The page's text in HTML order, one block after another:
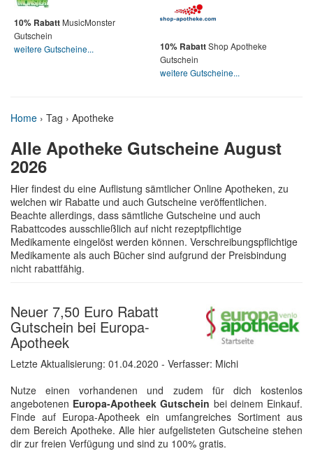
10% Rabatt MusicMonster
Gutschein
weitere Gutscheine...
10% RabattShop Apotheke
Gutschein
weitere Gutscheine...
Home › Tag › Apotheke
Alle Apotheke Gutscheine August
2026
Hier findest du eine Auflistung sämtlicher Online Apotheken, zu
welchen wir Rabatte und auch Gutscheine veröffentlichen.
Beachte allerdings, dass sämtliche Gutscheine und auch
Rabattcodes ausschließlich auf nicht rezeptpflichtige
Medikamente eingelöst werden können. Verschreibungspflichtige
Medikamente als auch Bücher sind aufgrund der Preisbindung
nicht rabattfähig.
Neuer 7,50 Euro Rabatt
Gutschein bei Europa-
Apotheek
Letzte Aktualisierung: 01.04.2020 - Verfasser: Michi
Nutze einen vorhandenen und zudem für dich kostenlos
angebotenen Europa-Apotheek Gutschein bei deinem Einkauf.
Finde auf Europa-Apotheek ein umfangreiches Sortiment aus
dem Bereich Apotheke. Alle hier aufgelisteten Gutscheine stehen
dir zur freien Verfügung und sind zu 100% gratis.